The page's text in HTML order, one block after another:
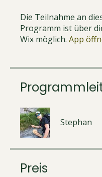
Die Teilnahme an
Programm ist über
Wix möglich. App
Stephan
Preis